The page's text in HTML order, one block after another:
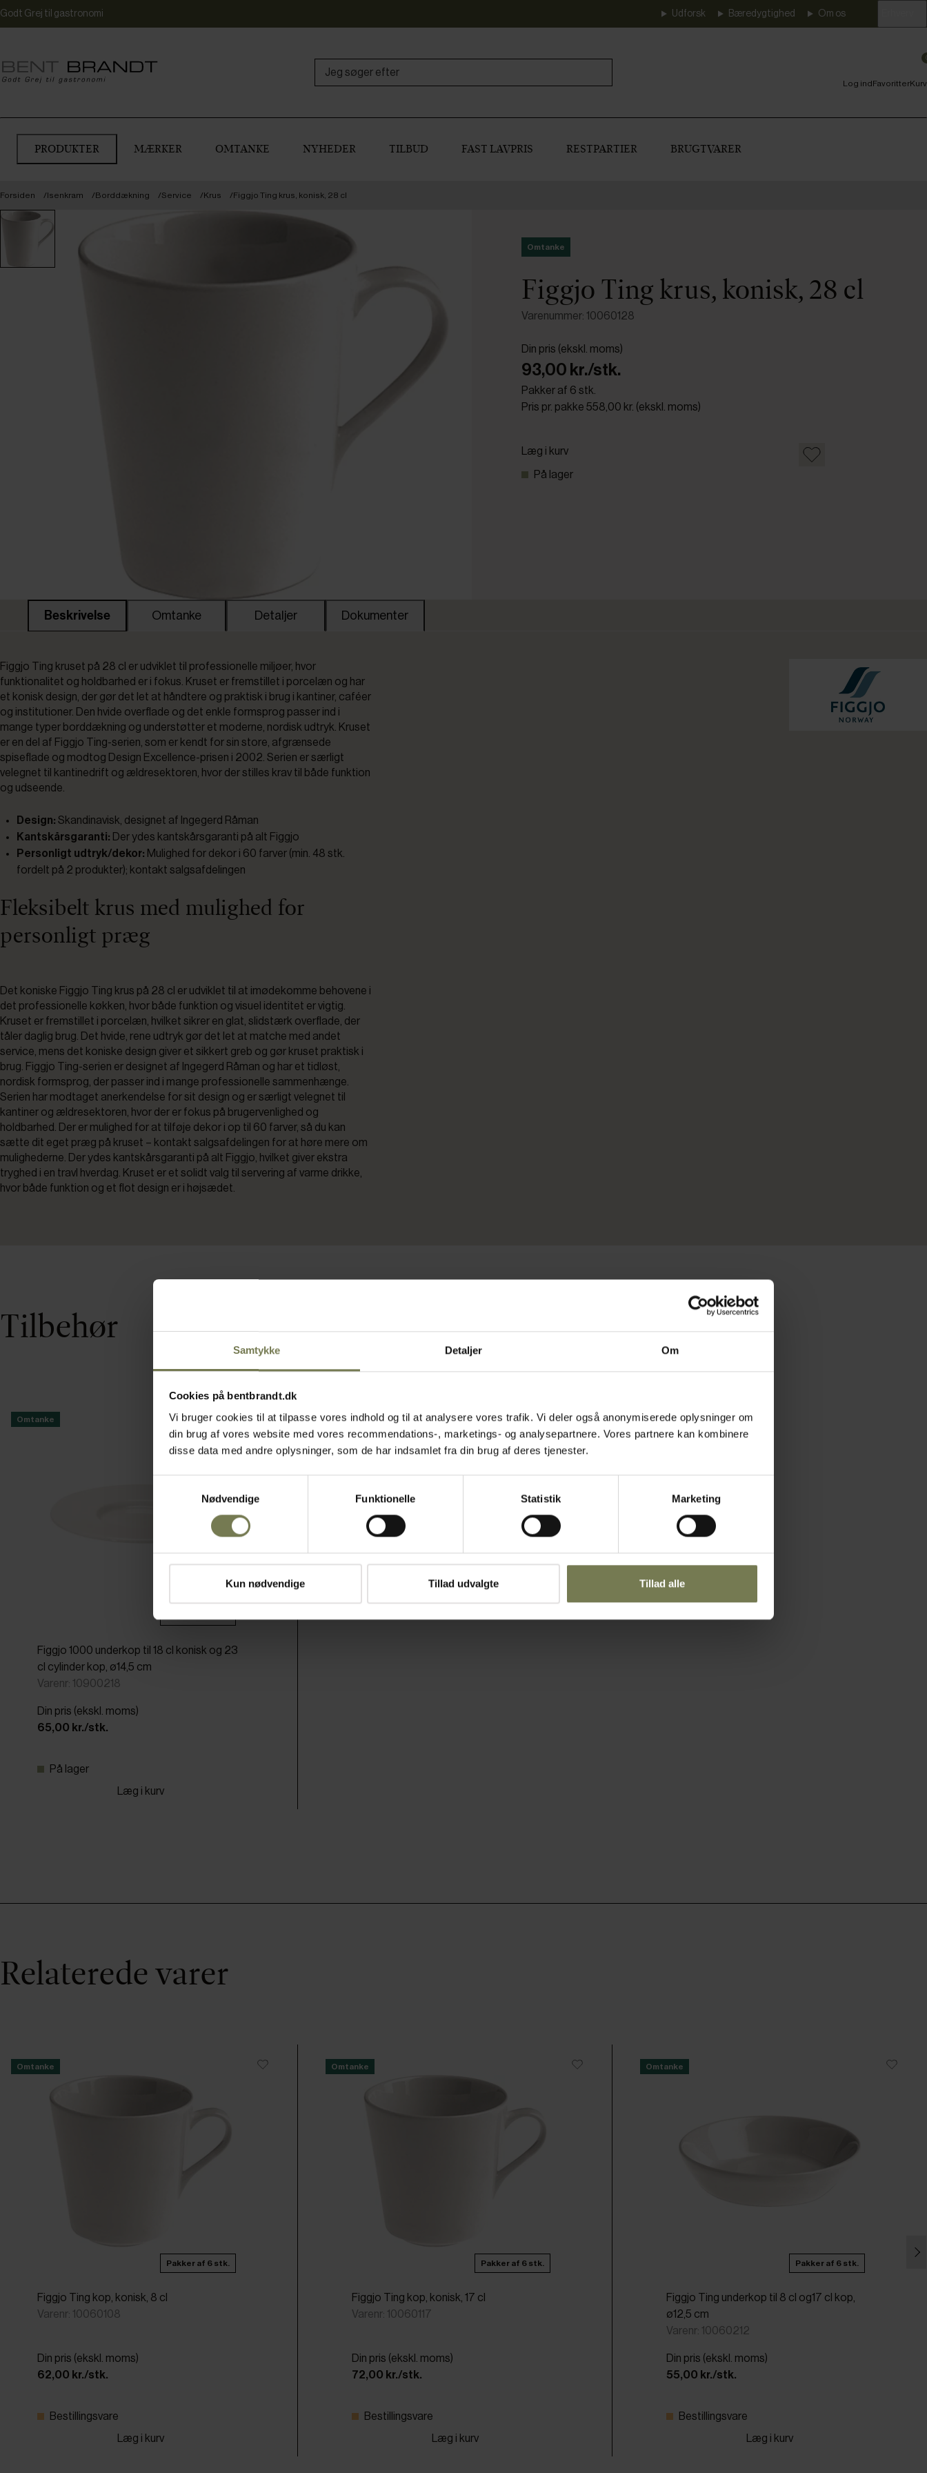
Samtykke Detaljer Om
Cookies på bentbrandt.dk
Vi bruger cookies til at tilpasse vores indhold og til at analysere vores trafik. Vi deler også anonymiserede oplysninger om
din brug af vores website med vores recommendations-, marketings- og analysepartnere. Vores partnere kan kombinere
disse data med andre oplysninger, som de har indsamlet fra din brug af deres tjenester.
Nødvendige
Funktionelle Statistik Marketing
Kun nødvendige Tillad udvalgte Tillad alle
Godt Grej til gastronomi Udforsk Bæredygtighed Om os
Log indFavoritterKurv
PRODUKTER MÆRKER OMTANKE NYHEDER TILBUD FAST LAVPRIS RESTPARTIER BRUGTVARER
Forsiden Isenkram Borddækning Service Krus Figgjo Ting krus, konisk, 28 cl
Omtanke
Figgjo Ting krus, konisk, 28 cl
Varenummer: 10060128
Din pris (ekskl. moms)
93,00 kr./stk.
Pakker af 6 stk.
Pris pr. pakke 558,00 kr. (ekskl. moms)
Læg i kurv
På lager
Beskrivelse Omtanke Detaljer Dokumenter
Figgjo Ting kruset på 28 cl er udviklet til professionelle miljøer, hvor
funktionalitet og holdbarhed er i fokus. Kruset er fremstillet i porcelæn og har
et konisk design, der gør det let at håndtere og praktisk i brug i kantiner, caféer
og institutioner. Den hvide overflade og det enkle formsprog passer ind i
mange typer borddækning og understøtter et moderne, nordisk udtryk. Kruset
er en del af Figgjo Ting-serien, som er kendt for sin store, afgrænsede
spiseflade og modtog Design Excellence-prisen i 2002. Serien er særligt
velegnet til kantinedrift og ældresektoren, hvor der stilles krav til både funktion
og udseende.
Design: Skandinavisk, designet af Ingegerd Råman
Kantskårsgaranti: Der ydes kantskårsgaranti på alt Figgjo
Personligt udtryk/dekor: Mulighed for dekor i 60 farver (min. 48 stk.
fordelt på 2 produkter); kontakt salgsafdelingen
Fleksibelt krus med mulighed for
personligt præg
Det koniske Figgjo Ting krus på 28 cl er udviklet til at imødekomme behovene i
det professionelle køkken, hvor både funktion og visuel identitet er vigtig.
Kruset er fremstillet i porcelæn, hvilket sikrer en glat, slidstærk overflade, der
tåler daglig brug. Det hvide, rene udtryk gør det let at matche med andet
service, mens det koniske design giver et sikkert greb og gør kruset praktisk i
brug. Figgjo Ting-serien er designet af Ingegerd Råman og har et tidløst,
nordisk formsprog, der passer ind i mange professionelle sammenhænge.
Serien har modtaget anerkendelse for sit design og er særligt velegnet til
kantiner og ældresektoren, hvor der er fokus på brugervenlighed og
holdbarhed. Der er mulighed for at tilføje dekor i op til 60 farver, så du kan
sætte dit eget præg på kruset – kontakt salgsafdelingen for at høre mere om
mulighederne. Der ydes kantskårsgaranti på alt Figgjo, hvilket giver ekstra
tryghed i en travl hverdag. Kruset er et solidt valg til servering af varme drikke,
hvor både funktion og et flot design er i højsædet.
Tilbehør
Omtanke
Figgjo 1000 underkop til 18 cl konisk og 23
cl cylinder kop, ø14,5 cm
Varenr: 10900218
Din pris (ekskl. moms)
65,00 kr./stk.
På lager
Læg i kurv
Relaterede varer
Omtanke
Pakker af 6 stk.
Figgjo Ting kop, konisk, 8 cl
Varenr: 10060108
Din pris (ekskl. moms)
62,00 kr./stk.
Bestillingsvare
Læg i kurv
Omtanke
Pakker af 6 stk.
Figgjo Ting kop, konisk, 17 cl
Varenr: 10060117
Din pris (ekskl. moms)
72,00 kr./stk.
Bestillingsvare
Læg i kurv
Omtanke
Pakker af 6 stk.
Figgjo Ting underkop til 8 cl og17 cl kop,
ø12,5 cm
Varenr: 10060212
Din pris (ekskl. moms)
55,00 kr./stk.
Bestillingsvare
Læg i kurv